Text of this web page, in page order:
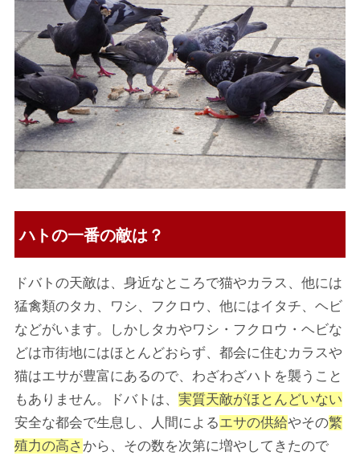
ハトの一番の敵は？
ドバトの天敵は、身近なところで猫やカラス、他には
猛禽類のタカ、ワシ、フクロウ、他にはイタチ、ヘビ
などがいます。しかしタカやワシ・フクロウ・ヘビな
どは市街地にはほとんどおらず、都会に住むカラスや
猫はエサが豊富にあるので、わざわざハトを襲うこと
もありません。ドバトは、 実質天敵がほとんどいない
安全な都会で生息し、人間によるエサの供給やその繁
殖力の高さ から、その数を次第に増やしてきたので